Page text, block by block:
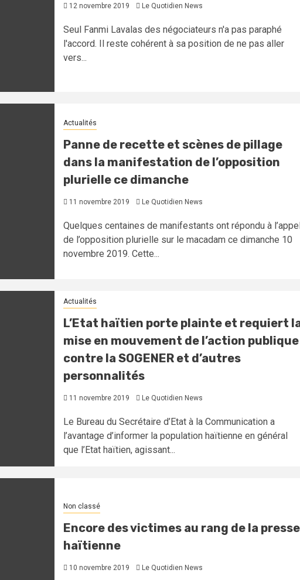
12 novembre 2019 Le Quotidien News
Seul Fanmi Lavalas des négociateurs n'a pas paraphé
l'accord. Il reste cohérent à sa position de ne pas aller
vers...
Actualités
Panne de recette et scènes de pillage
dans la manifestation de l’opposition
plurielle ce dimanche
11 novembre 2019 Le Quotidien News
Quelques centaines de manifestants ont répondu à
de l’opposition plurielle sur le macadam ce dimanche 10
novembre 2019. Cette...
Actualités
L’Etat haïtien porte plainte et requiert
mise en mouvement de l’action publique
contre la SOGENER et d’autres
personnalités
11 novembre 2019 Le Quotidien News
Le Bureau du Secrétaire d’Etat à la Communication a
l’avantage d’informer la population haïtienne en général
que l’Etat haïtien, agissant...
Non classé
Encore des victimes au rang de la presse
haïtienne
10 novembre 2019 Le Quotidien News